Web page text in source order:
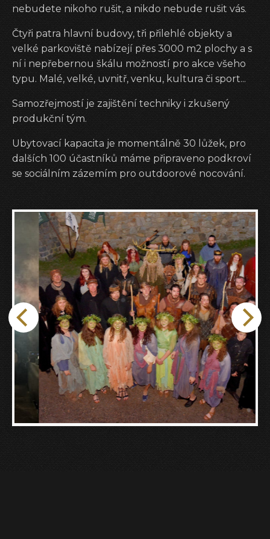
nebudete nikoho rušit, a nikdo nebude rušit vás.
Čtyři patra hlavní budovy, tři přilehlé objekty a
velké parkoviště nabízejí přes 3000 m2 plochy a s
ní i nepřebernou škálu možností pro akce všeho
typu. Malé, velké, uvnitř, venku, kultura či sport...
Samozřejmostí je zajištění techniky i zkušený
produkční tým.
Ubytovací kapacita je momentálně 30 lůžek, pro
dalších 100 účastníků máme připraveno podkroví
se sociálním zázemím pro outdoorové nocování.